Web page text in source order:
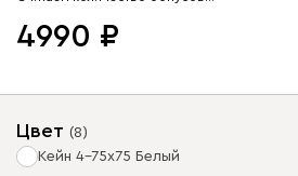
4990
Цвет (8)
Кейн 4-75x75 Белый